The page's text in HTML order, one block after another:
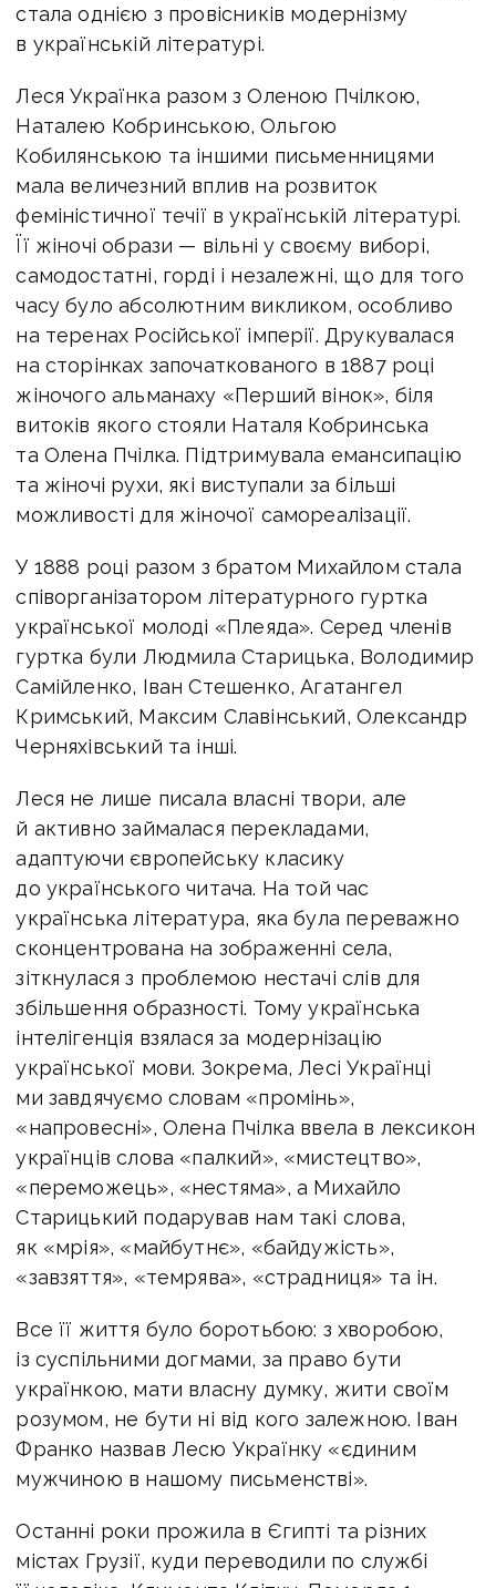
стала однією з провісників модернізму
в українській літературі.
Леся Українка разом з Оленою Пчілкою,
Наталею Кобринською, Ольгою
Кобилянською та іншими письменницями
мала величезний вплив на розвиток
феміністичної течії в українській літературі.
Її жіночі образи — вільні у своєму виборі,
самодостатні, горді і незалежні, що для того
часу було абсолютним викликом, особливо
на теренах Російської імперії. Друкувалася
на сторінках започаткованого в 1887 році
жіночого альманаху «Перший вінок», біля
витоків якого стояли Наталя Кобринська
та Олена Пчілка. Підтримувала емансипацію
та жіночі рухи, які виступали за більші
можливості для жіночої самореалізації.
У 1888 році разом з братом Михайлом стала
співорганізатором літературного гуртка
української молоді «Плеяда». Серед членів
гуртка були Людмила Старицька, Володимир
Самійленко, Іван Стешенко, Агатангел
Кримський, Максим Славінський, Олександр
Черняхівський та інші.
Леся не лише писала власні твори, але
й активно займалася перекладами,
адаптуючи європейську класику
до українського читача. На той час
українська література, яка була переважно
сконцентрована на зображенні села,
зіткнулася з проблемою нестачі слів для
збільшення образності. Тому українська
інтелігенція взялася за модернізацію
української мови. Зокрема, Лесі Українці
ми завдячуємо словам «промінь»,
«напровесні», Олена Пчілка ввела в лексикон
українців слова «палкий», «мистецтво»,
«переможець», «нестяма», а Михайло
Старицький подарував нам такі слова,
як «мрія», «майбутнє», «байдужість»,
«завзяття», «темрява», «страдниця» та ін.
Все її життя було боротьбою: з хворобою,
із суспільними догмами, за право бути
українкою, мати власну думку, жити своїм
розумом, не бути ні від кого залежною. Іван
Франко назвав Лесю Українку «єдиним
мужчиною в нашому письменстві».
Останні роки прожила в Єгипті та різних
містах Грузії, куди переводили по службі